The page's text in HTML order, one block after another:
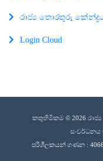
රාජ්‍ය තොරතුරු
Login Cloud
කතුහිමිකම © 2026
සංවර්ධනය
පරිශීලකයන් ගණන :